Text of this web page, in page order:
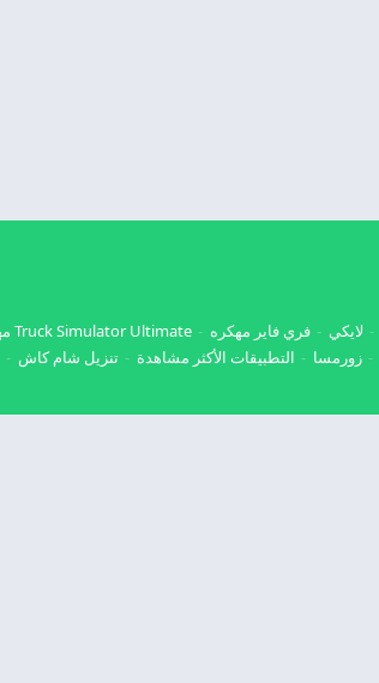
لايكي فري فاير مهكره Truck Simulator Ultimate مهكره
زورمسا التطبيقات الأكثر مشاهدة تنزيل شام كاش